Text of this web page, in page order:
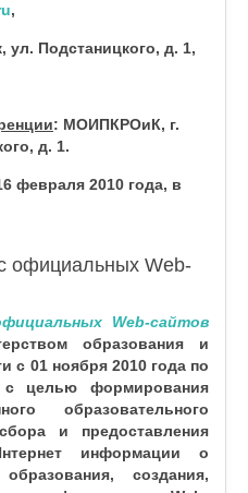
,
ул. Подстаницкого, д. 1,
: МОИПКРОиК, г.
д. 1.
февраля 2010 года, в
официальных Web-
Web-сайтов
образования и
с 01 ноября 2010 года по
с целью формирования
образовательного
и предоставления
информации о
создания,